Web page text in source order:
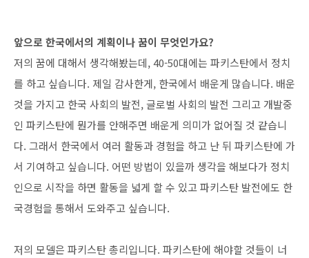
앞으로 한국에서의 계획이나 꿈이 무엇인가요?
저의 꿈에 대해서 생각해봤는데, 40-50대에는 파키스탄에서 정치
를 하고 싶습니다. 제일 감사한게, 한국에서 배운게 많습니다. 배운
것을 가지고 한국 사회의 발전, 글로벌 사회의 발전 그리고 개발중
인 파키스탄에 뭔가를 안해주면 배운게 의미가 없어질 것 같습니
다. 그래서 한국에서 여러 활동과 경험을 하고 난 뒤 파키스탄에 가
서 기여하고 싶습니다. 어떤 방법이 있을까 생각을 해보다가 정치
인으로 시작을 하면 활동을 넓게 할 수 있고 파키스탄 발전에도 한
국경험을 통해서 도와주고 싶습니다.
저의 모델은 파키스탄 총리입니다. 파키스탄에 해야할 것들이 너